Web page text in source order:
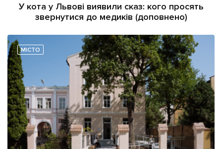
У кота у Львові виявили сказ: кого просять
звернутися до медиків (доповнено)
МІСТО